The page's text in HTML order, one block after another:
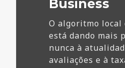
Business
O algoritmo local
está dando mais
nunca à
avaliações e à